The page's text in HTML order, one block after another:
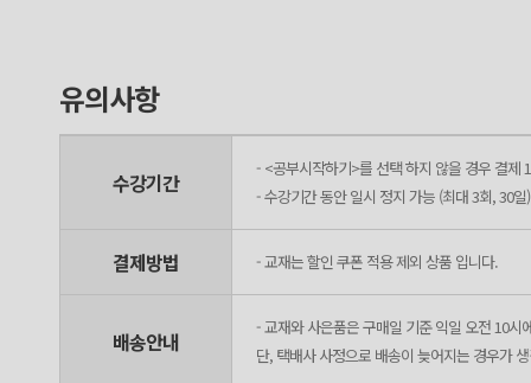
유의사항
수강기간
- <공부시작하기>를 선택 하지 않을 경우 결제
- 수강기간 동안 일시 정지 가능 (최대 3회, 30일)
결제방법 - 교재는 할인 쿠폰 적용 제외 상품 입니다.
배송안내
- 교재와 사은품은 구매일 기준 익일 오전 10시
단, 택배사 사정으로 배송이 늦어지는 경우가